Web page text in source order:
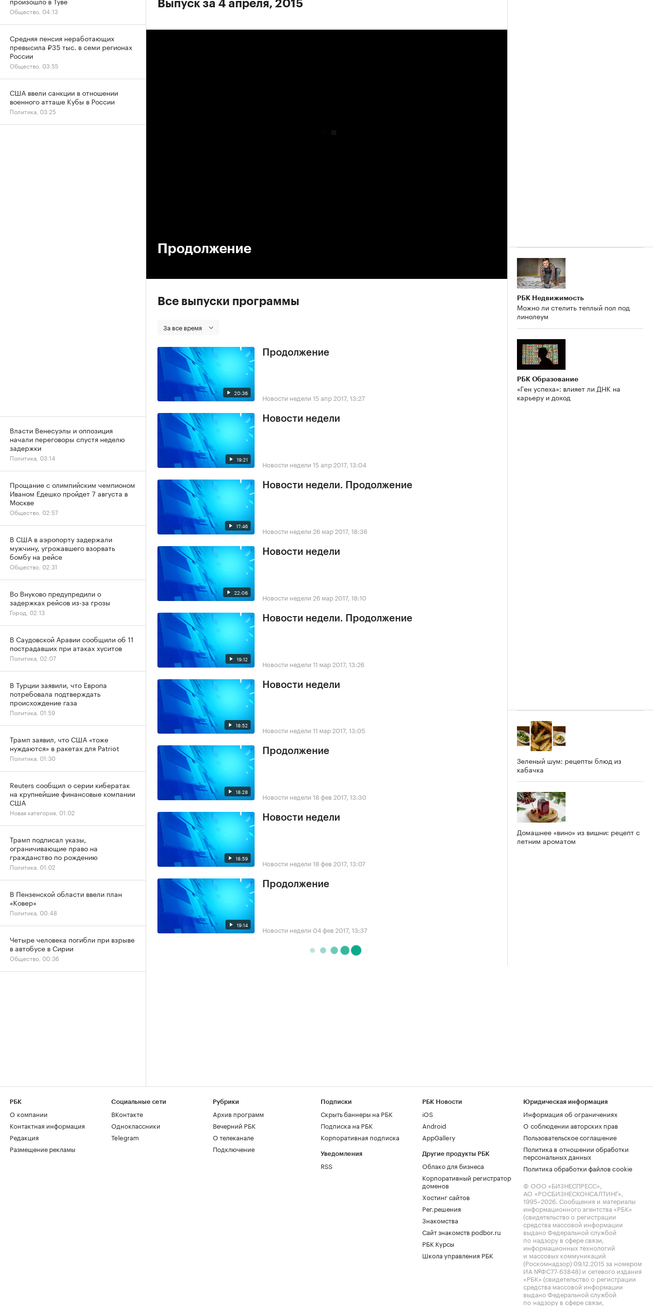
Выпуск за 4 апреля, 2015
Продолжение
Все выпуски программы
За все время
20:36
Продолжение
Новости недели 15 апр 2017, 13:27
19:21
Новости недели
Новости недели 15 апр 2017, 13:04
17:46
Новости недели. Продолжение
Новости недели 26 мар 2017, 18:36
22:06
Новости недели
Новости недели 26 мар 2017, 18:10
19:12
Новости недели. Продолжение
Новости недели 11 мар 2017, 13:26
18:52
Новости недели
Новости недели 11 мар 2017, 13:05
18:28
Продолжение
Новости недели 18 фев 2017, 13:30
18:59
Новости недели
Новости недели 18 фев 2017, 13:07
19:14
Продолжение
Новости недели 04 фев 2017, 13:37
РБК Недвижимость
Можно ли стелить теплый пол под
линолеум
РБК Образование
«Ген успеха»: влияет ли ДНК на
карьеру и доход
Зеленый шум: рецепты блюд из
кабачка
Домашнее «вино» из вишни: рецепт с
летним ароматом
Общество, 04:13
Средняя пенсия неработающих
превысила ₽35 тыс. в семи регионах
России
Общество, 03:55
США ввели санкции в отношении
военного атташе Кубы в России
Политика, 03:25
Власти Венесуэлы и оппозиция
начали переговоры спустя неделю
задержки
Политика, 03:14
Прощание с олимпийским чемпионом
Иваном Едешко пройдет 7 августа в
Москве
Общество, 02:57
В США в аэропорту задержали
мужчину, угрожавшего взорвать
бомбу на рейсе
Общество, 02:31
Во Внуково предупредили о
задержках рейсов из-за грозы
Город, 02:13
В Саудовской Аравии сообщили об 11
пострадавших при атаках хуситов
Политика, 02:07
В Турции заявили, что Европа
потребовала подтверждать
происхождение газа
Политика, 01:59
Трамп заявил, что США «тоже
нуждаются» в ракетах для Patriot
Политика, 01:30
Reuters сообщил о серии кибератак
на крупнейшие финансовые компании
США
Новая категория, 01:02
Трамп подписал указы,
ограничивающие право на
гражданство по рождению
Политика, 01:02
В Пензенской области ввели план
«Ковер»
Политика, 00:48
Четыре человека погибли при взрыве
в автобусе в Сирии
Общество, 00:36
РБК
О компании
Контактная информация
Редакция
Размещение рекламы
Социальные сети
ВКонтакте
Одноклассники
Telegram
Рубрики
Архив программ
Вечерний РБК
О телеканале
Подключение
Подписки
Скрыть баннеры на РБК
Подписка на РБК
Корпоративная подписка
Уведомления
RSS
РБК Новости
iOS
Android
AppGallery
Другие продукты РБК
Облако для бизнеса
Корпоративный регистратор
доменов
Хостинг сайтов
Рег.решения
Знакомства
Сайт знакомств podbor.ru
РБК Курсы
Школа управления РБК
Юридическая информация
Информация об ограничениях
О соблюдении авторских прав
Пользовательское соглашение
Политика в отношении обработки
персональных данных
Политика обработки файлов cookie
© ООО «БИЗНЕСПРЕСС»,
АО «РОСБИЗНЕСКОНСАЛТИНГ»,
1995–2026. Сообщения и материалы
информационного агентства «РБК»
(свидетельство о регистрации
средства массовой информации
выдано Федеральной службой
по надзору в сфере связи,
информационных технологий
и массовых коммуникаций
(Роскомнадзор) 09.12.2015 за номером
ИА №ФС77-63848) и сетевого издания
«РБК» (свидетельство о регистрации
средства массовой информации
выдано Федеральной службой
по надзору в сфере связи,